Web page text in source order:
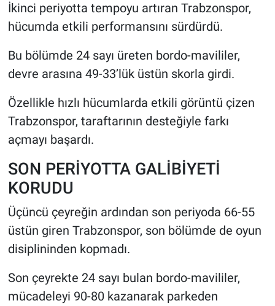
İkinci periyotta tempoyu artıran Trabzonspor,
hücumda etkili performansını sürdürdü.
Bu bölümde 24 sayı üreten bordo-mavililer,
devre arasına 49-33’lük üstün skorla girdi.
Özellikle hızlı hücumlarda etkili görüntü çizen
Trabzonspor, taraftarının desteğiyle farkı
açmayı başardı.
SON PERİYOTTA GALİBİYETİ
KORUDU
Üçüncü çeyreğin ardından son periyoda 66-55
üstün giren Trabzonspor, son bölümde de oyun
disiplininden kopmadı.
Son çeyrekte 24 sayı bulan bordo-mavililer,
mücadeleyi 90-80 kazanarak parkeden